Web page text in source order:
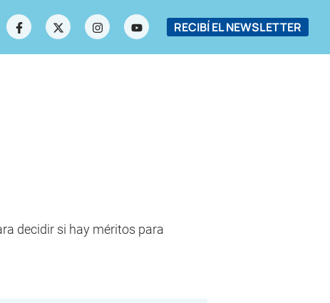
RECIBÍ EL NEWSLETTER
decidir si hay méritos para